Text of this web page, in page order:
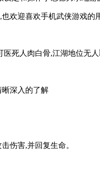
欢迎喜欢手机武侠游戏的
死人肉白骨,江湖地位无
深入的了解
伤害,并回复生命。